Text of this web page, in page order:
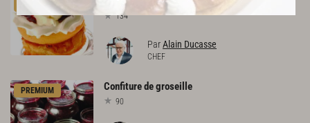
PREMIUM
134
ParAlain Ducasse
CHEF
PREMIUM Confituredegroseille
90